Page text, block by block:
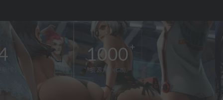
1000
资源大小(GB)